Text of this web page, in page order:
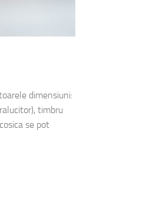
dimensiuni:
timbru
se pot